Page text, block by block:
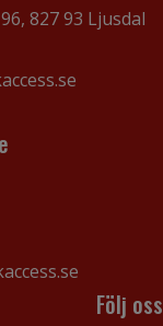
827 93 Ljusdal
Följ oss